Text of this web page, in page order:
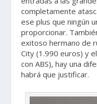
completamente
ese plus que ningún
proporcionar.
exitoso hermano de
City (1.990 euros) y
con ABS), hay una
habrá que justificar.